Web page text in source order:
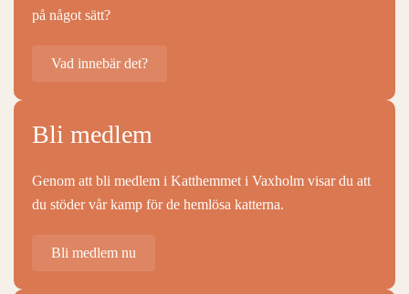
på något sätt?
Vad innebär det?
Bli medlem
Genom att bli medlem i Katthemmet i Vaxholm visar du att
du stöder vår kamp för de hemlösa katterna.
Bli medlem nu